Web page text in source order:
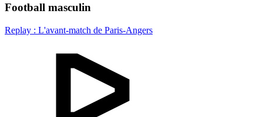
Football masculin
Replay : L'avant-match de Paris-Angers